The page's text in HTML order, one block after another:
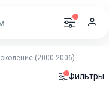
(2000-2006)
Фильтры